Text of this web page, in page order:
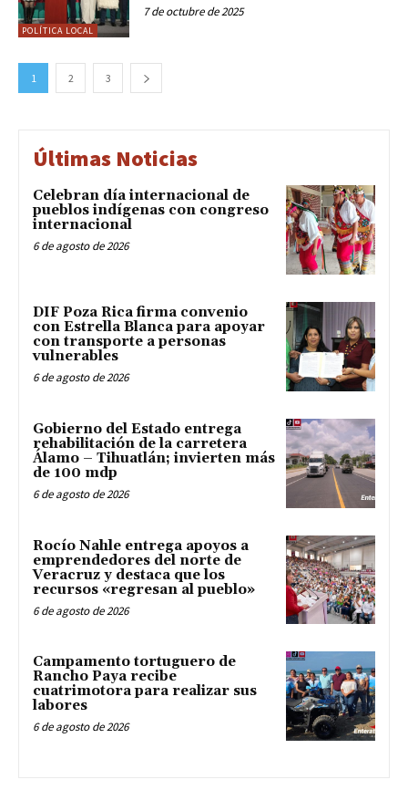
POLÍTICA LOCAL
7 de octubre de 2025
1 2 3
Últimas Noticias
Celebran día internacional de
pueblos indígenas con congreso
internacional
6 de agosto de 2026
DIF Poza Rica firma convenio
con Estrella Blanca para apoyar
con transporte a personas
vulnerables
6 de agosto de 2026
Gobierno del Estado entrega
rehabilitación de la carretera
Álamo – Tihuatlán; invierten más
de 100 mdp
6 de agosto de 2026
Rocío Nahle entrega apoyos a
emprendedores del norte de
Veracruz y destaca que los
recursos «regresan al pueblo»
6 de agosto de 2026
Campamento tortuguero de
Rancho Paya recibe
cuatrimotora para realizar sus
labores
6 de agosto de 2026